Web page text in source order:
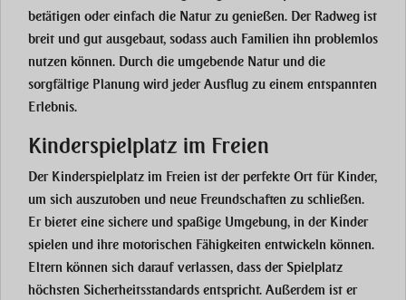
betätigen oder einfach die Natur zu genießen. Der Radweg ist
breit und gut ausgebaut, sodass auch Familien ihn problemlos
nutzen können. Durch die umgebende Natur und die
sorgfältige Planung wird jeder Ausflug zu einem entspannten
Erlebnis.
Kinderspielplatz im Freien
Der Kinderspielplatz im Freien ist der perfekte Ort für Kinder,
um sich auszutoben und neue Freundschaften zu schließen.
Er bietet eine sichere und spaßige Umgebung, in der Kinder
spielen und ihre motorischen Fähigkeiten entwickeln können.
Eltern können sich darauf verlassen, dass der Spielplatz
höchsten Sicherheitsstandards entspricht. Außerdem ist er